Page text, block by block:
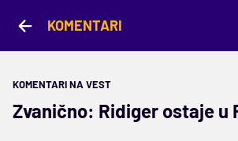
KOMENTARI
KOMENTARI NA VEST
Zvanično: Ridiger ostaje u